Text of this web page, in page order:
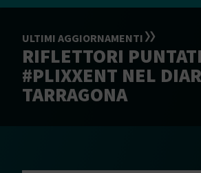
ULTIMI AGGIORNAMENTI
RIFLETTORI
#PLIXXENT NEL
TARRAGONA